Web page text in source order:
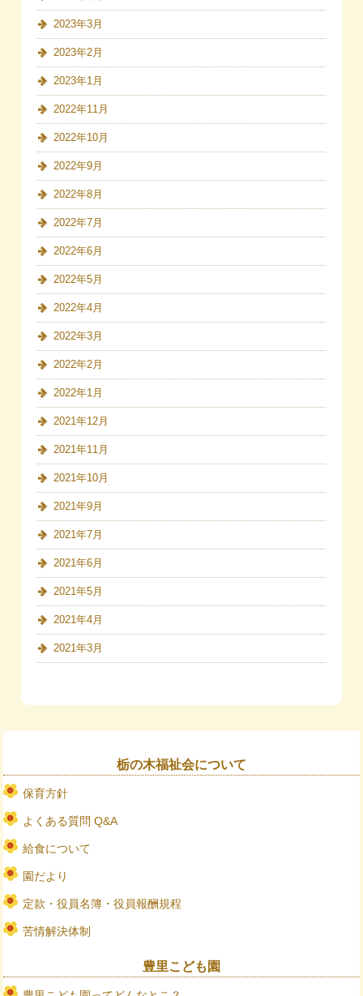
2023年3月
2023年2月
2023年1月
2022年11月
2022年10月
2022年9月
2022年8月
2022年7月
2022年6月
2022年5月
2022年4月
2022年3月
2022年2月
2022年1月
2021年12月
2021年11月
2021年10月
2021年9月
2021年7月
2021年6月
2021年5月
2021年4月
2021年3月
栃の木福祉会について
保育方針
よくある質問 Q&A
給食について
園だより
定款・役員名簿・役員報酬規程
苦情解決体制
豊里こども園